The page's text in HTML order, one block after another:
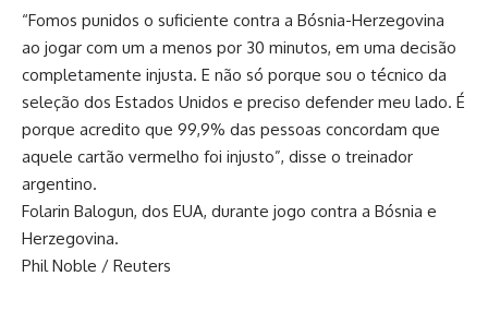
“Fomos punidos o suficiente contra a Bósnia-Herzegovina
ao jogar com um a menos por 30 minutos, em uma decisão
completamente injusta. E não só porque sou o técnico da
seleção dos Estados Unidos e preciso defender meu lado. É
porque acredito que 99,9% das pessoas concordam que
aquele cartão vermelho foi injusto”, disse o treinador
argentino.
Folarin Balogun, dos EUA, durante jogo contra a Bósnia e
Herzegovina.
Phil Noble / Reuters